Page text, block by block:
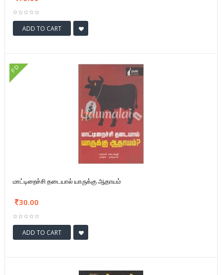
ADD TO CART
FD
மாட்டிறைச்சி தடையால் யாருக்கு ஆதாயம்
30.00
ADD TO CART